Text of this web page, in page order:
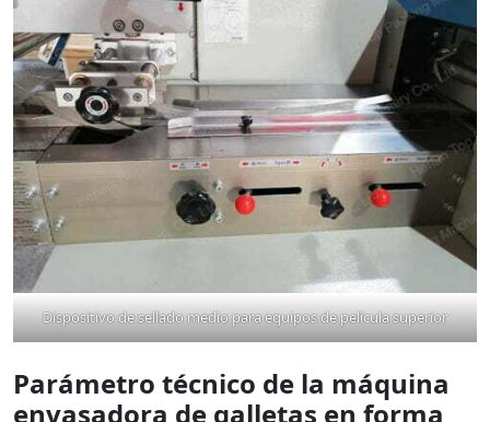
Dispositivo de sellado medio para equipos de película superior
Parámetro técnico de la máquina
envasadora de galletas en forma